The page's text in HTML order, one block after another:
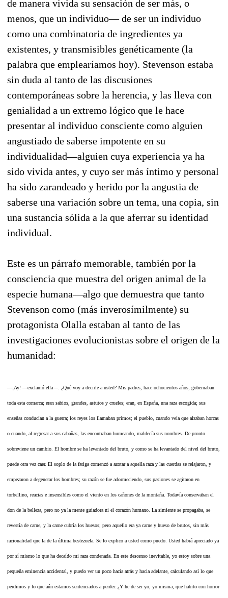
de manera vívida su sensación de ser más, o
menos, que un individuo— de ser un individuo
como una combinatoria de ingredientes ya
existentes, y transmisibles genéticamente (la
palabra que emplearíamos hoy). Stevenson estaba
sin duda al tanto de las discusiones
contemporáneas sobre la herencia, y las lleva con
genialidad a un extremo lógico que le hace
presentar al individuo consciente como alguien
angustiado de saberse impotente en su
individualidad—alguien cuya experiencia ya ha
sido vivida antes, y cuyo ser más íntimo y personal
ha sido zarandeado y herido por la angustia de
saberse una variación sobre un tema, una copia, sin
una sustancia sólida a la que aferrar su identidad
individual.
Este es un párrafo memorable, también por la
consciencia que muestra del origen animal de la
especie humana—algo que demuestra que tanto
Stevenson como (más inverosímilmente) su
protagonista Olalla estaban al tanto de las
investigaciones evolucionistas sobre el origen de la
humanidad:
—¡Ay! —exclamó ella—. ¿Qué voy a decirle a usted? Mis padres, hace ochocientos años, gobernaban
toda esta comarca; eran sabios, grandes, astutos y crueles; eran, en España, una raza escogida; sus
enseñas conducían a la guerra; los reyes los llamaban primos; el pueblo, cuando veía que alzaban horcas
o cuando, al regresar a sus cabañas, las encontraban humeando, maldecía sus nombres. De pronto
sobreviene un cambio. El hombre se ha levantado del bruto, y como se ha levantado del nivel del bruto,
puede otra vez caer. El soplo de la fatiga comenzó a azotar a aquella raza y las cuerdas se relajaron, y
empezaron a degenerar los hombres; su razón se fue adormeciendo, sus pasiones se agitaron en
torbellino, reacias e insensibles como el viento en los cañones de la montaña. Todavía conservaban el
don de la belleza, pero no ya la mente guiadora ni el corazón humano. La simiente se propagaba, se
revestía de carne, y la carne cubría los huesos; pero aquello era ya carne y hueso de brutos, sin más
racionalidad que la de la última bestezuela. Se lo explico a usted como puedo. Usted habrá apreciado ya
por sí mismo lo que ha decaído mi raza condenada. En este descenso inevitable, yo estoy sobre una
pequeña eminencia accidental, y puedo ver un poco hacia atrás y hacia adelante, calculando así lo que
perdimos y lo que aún estamos sentenciados a perder. ¿Y he de ser yo, yo misma, que habito con horror